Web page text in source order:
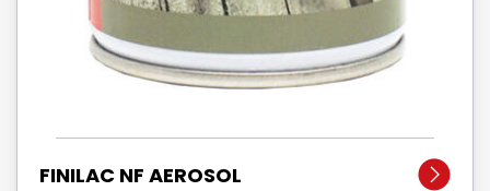
FINILAC NF AEROSOL